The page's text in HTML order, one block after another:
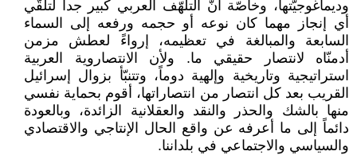
وديماغوجيّتها، وخاصّة أنّ التلهّف العربي كبير جداً لتلقّي
أي إنجاز مهما كان نوعه أو حجمه ورفعه إلى السماء
السابعة والمبالغة في تعظيمه، إرواءً لعطش مزمن
أدمنّاه لانتصار حقيقي ما. ولأن الانتصاروية العربية
استراتيجية وتاريخية وإلهية دوماً، وتتنبّأ بزوال إسرائيل
القريب بعد كل انتصار من انتصاراتها، أقوم بحماية نفسي
منها بالشك والحذر والنقد والعقلانية الزائدة، وبالعودة
دائماً إلى ما أعرفه عن واقع الحال الإنتاجي والاقتصادي
والسياسي والاجتماعي في بلداننا.